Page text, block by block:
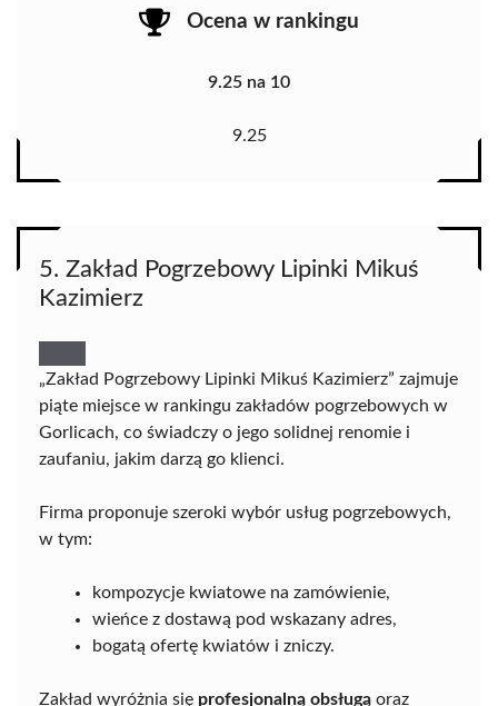
Ocena w rankingu
9.25 na 10
9.25
5. Zakład Pogrzebowy Lipinki Mikuś
Kazimierz
„Zakład Pogrzebowy Lipinki Mikuś Kazimierz” zajmuje
piąte miejsce w rankingu zakładów pogrzebowych w
Gorlicach, co świadczy o jego solidnej renomie i
zaufaniu, jakim darzą go klienci.
Firma proponuje szeroki wybór usług pogrzebowych,
w tym:
kompozycje kwiatowe na zamówienie,
wieńce z dostawą pod wskazany adres,
bogatą ofertę kwiatów i zniczy.
Zakład wyróżnia się profesjonalną obsługą oraz